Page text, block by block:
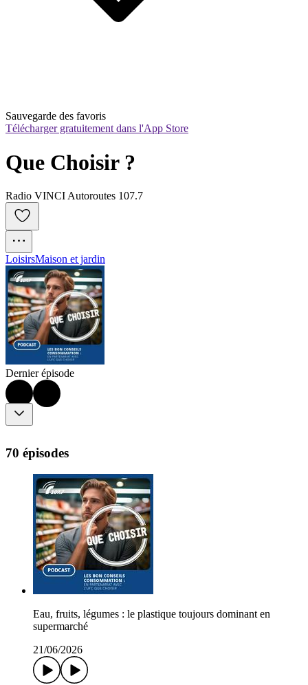
Sauvegarde des favoris
Télécharger gratuitement dans l'App Store
Que Choisir ?
Radio VINCI Autoroutes 107.7
LoisirsMaison et jardin
Dernier épisode
70 épisodes
Eau, fruits, légumes : le plastique toujours dominant en
supermarché
21/06/2026